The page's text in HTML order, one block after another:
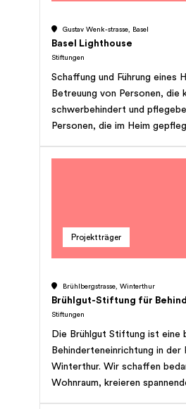
Gustav Wenk-strasse, Basel
Basel Lighthouse
Stiftungen
Schaffung und Führung eines
Betreuung von Personen, die
schwerbehindert und
Personen, die im Heim
gewährleistet werden. Sie
Projektträger
Brühlbergstrasse, Winterthur
Brühlgut-Stiftung für
Stiftungen
Die Brühlgut Stiftung ist eine
Behinderteneinrichtung in der
Winterthur. Wir schaffen
Wohnraum, kreieren